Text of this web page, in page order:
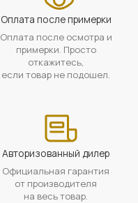
Оплата после примерки
Оплата после осмотра и
примерки. Просто
откажитесь,
если товар не подошел.
Авторизованный дилер
Официальная гарантия
от производителя
на весь товар.